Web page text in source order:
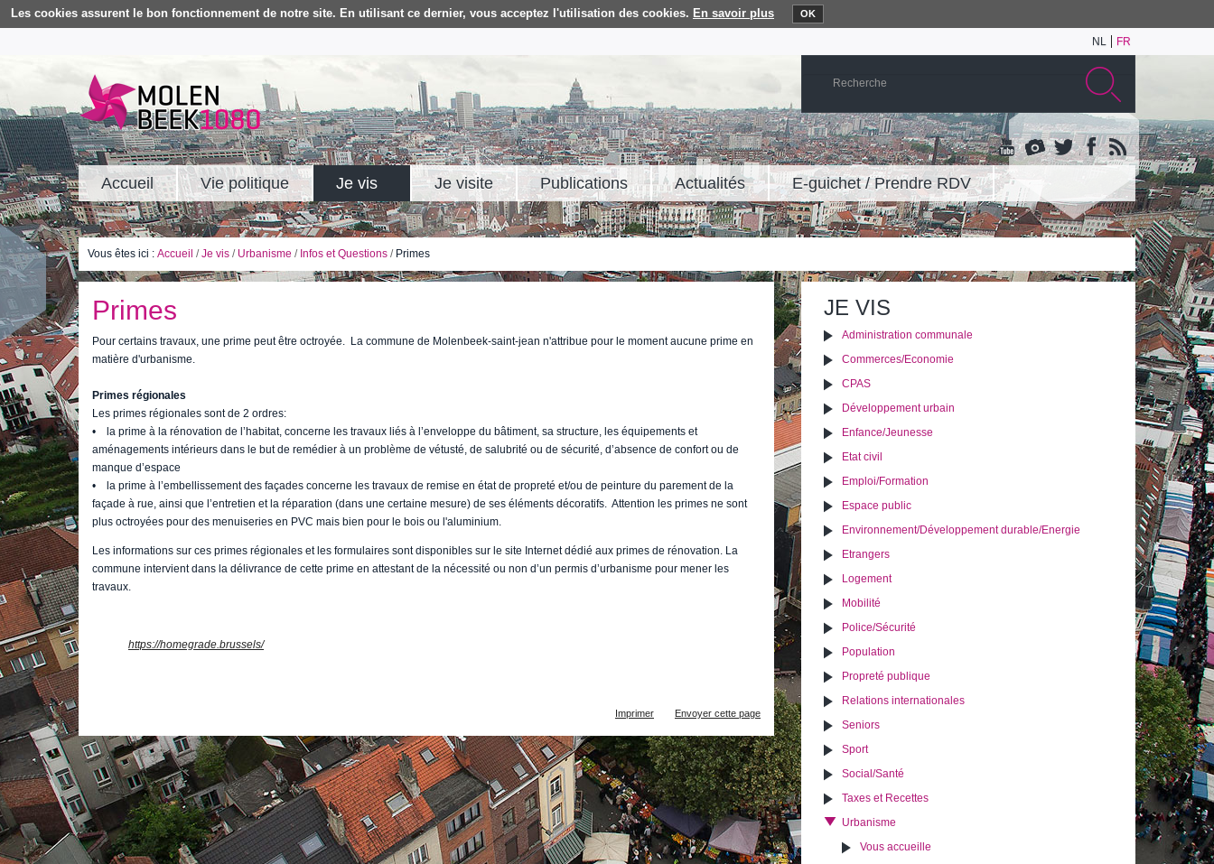
Les cookies assurent le bon fonctionnement de notre site. En utilisant ce dernier, vous acceptez l'utilisation des cookies. En savoir plus OK
NL FR
Accueil Vie politique Je vis Je visite Publications Actualités E-guichet / Prendre RDV
Vous êtes ici : Accueil /Je vis / Urbanisme / Infos et Questions / Primes
Primes
Pour certains travaux, une prime peut être octroyée. La commune de Molenbeek-saint-jean n'attribue pour le moment aucune prime en
matière d'urbanisme.
Primes régionales
Les primes régionales sont de 2 ordres:
• la prime à la rénovation de l’habitat, concerne les travaux liés à l’enveloppe du bâtiment, sa structure, les équipements et
aménagements intérieurs dans le but de remédier à un problème de vétusté, de salubrité ou de sécurité, d’absence de confort ou de
manque d’espace
• la prime à l’embellissement des façades concerne les travaux de remise en état de propreté et/ou de peinture du parement de la
façade à rue, ainsi que l’entretien et la réparation (dans une certaine mesure) de ses éléments décoratifs. Attention les primes ne sont
plus octroyées pour des menuiseries en PVC mais bien pour le bois ou l'aluminium.
Les informations sur ces primes régionales et les formulaires sont disponibles sur le site Internet dédié aux primes de rénovation. La
commune intervient dans la délivrance de cette prime en attestant de la nécessité ou non d’un permis d’urbanisme pour mener les
travaux.
https://homegrade.brussels/
le
document
Imprimer Envoyer cette page
JE VIS
Administration communale
Commerces/Economie
CPAS
Développement urbain
Enfance/Jeunesse
Etat civil
Emploi/Formation
Espace public
Environnement/Développement durable/Energie
Etrangers
Logement
Mobilité
Police/Sécurité
Population
Propreté publique
Relations internationales
Seniors
Sport
Social/Santé
Taxes et Recettes
Urbanisme
Vous accueille